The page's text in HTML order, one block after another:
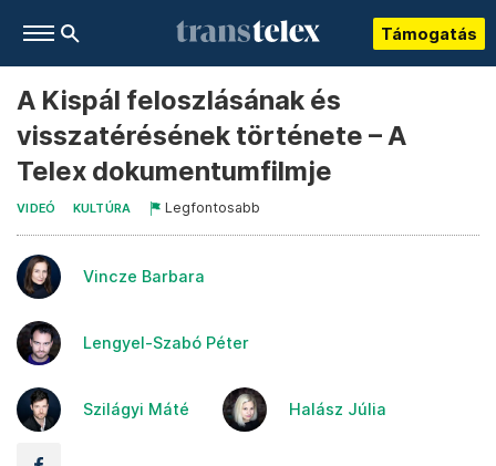
Támogatás
A Kispál feloszlásának és
visszatérésének története – A
Telex dokumentumfilmje
VIDEÓ KULTÚRA Legfontosabb
Vincze Barbara
Lengyel-Szabó Péter
Szilágyi Máté Halász Júlia